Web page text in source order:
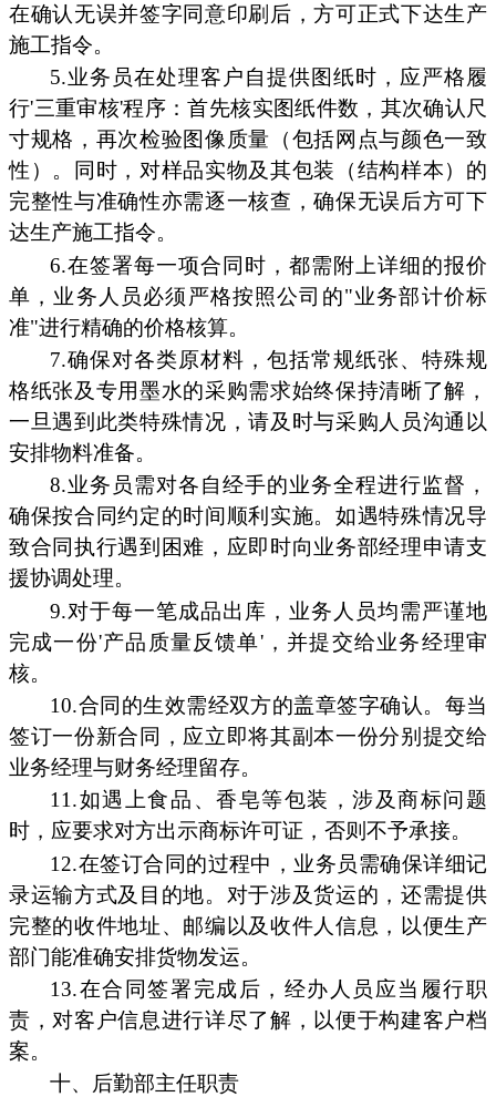
在确认无误并签字同意印刷后，方可正式下达生产
施工指令。
5.业务员在处理客户自提供图纸时，应严格履
行'三重审核'程序：首先核实图纸件数，其次确认尺
寸规格，再次检验图像质量（包括网点与颜色一致
性）。同时，对样品实物及其包装（结构样本）的
完整性与准确性亦需逐一核查，确保无误后方可下
达生产施工指令。
6.在签署每一项合同时，都需附上详细的报价
单，业务人员必须严格按照公司的"业务部计价标
准"进行精确的价格核算。
7.确保对各类原材料，包括常规纸张、特殊规
格纸张及专用墨水的采购需求始终保持清晰了解，
一旦遇到此类特殊情况，请及时与采购人员沟通以
安排物料准备。
8.业务员需对各自经手的业务全程进行监督，
确保按合同约定的时间顺利实施。如遇特殊情况导
致合同执行遇到困难，应即时向业务部经理申请支
援协调处理。
9.对于每一笔成品出库，业务人员均需严谨地
完成一份'产品质量反馈单'，并提交给业务经理审
核。
10.合同的生效需经双方的盖章签字确认。每当
签订一份新合同，应立即将其副本一份分别提交给
业务经理与财务经理留存。
11.如遇上食品、香皂等包装，涉及商标问题
时，应要求对方出示商标许可证，否则不予承接。
12.在签订合同的过程中，业务员需确保详细记
录运输方式及目的地。对于涉及货运的，还需提供
完整的收件地址、邮编以及收件人信息，以便生产
部门能准确安排货物发运。
13.在合同签署完成后，经办人员应当履行职
责，对客户信息进行详尽了解，以便于构建客户档
案。
十、后勤部主任职责